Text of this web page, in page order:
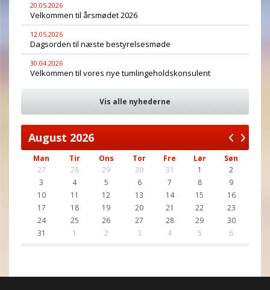
20.05.2026
Velkommen til årsmødet 2026
12.05.2026
Dagsorden til næste bestyrelsesmøde
30.04.2026
Velkommen til vores nye tumlingeholdskonsulent
Vis alle nyhederne
August 2026
Man Tir Ons Tor Fre Lør
Søn
27
28 29 30 31 1
2
3
4 5 6 7 8
9
10
11 12 13 14 15
16
17
18 19 20 21 22
23
24
25 26 27 28 29
30
31
1 2 3 4 5 6